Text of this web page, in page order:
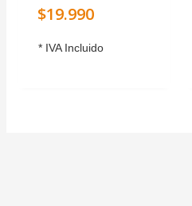
con
$19.990
* IVA Incluido